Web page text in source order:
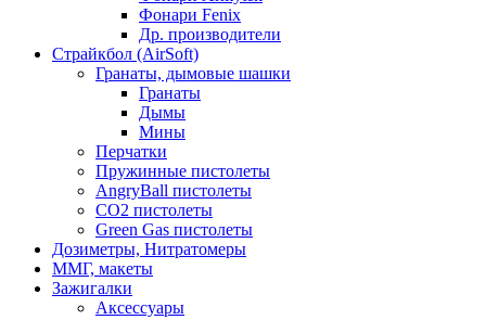
Фонари Fenix
Др. производители
Страйкбол (AirSoft)
Гранаты, дымовые шашки
Гранаты
Дымы
Мины
Перчатки
Пружинные пистолеты
AngryBall пистолеты
CO2 пистолеты
Green Gas пистолеты
Дозиметры, Нитратомеры
ММГ, макеты
Зажигалки
Аксессуары